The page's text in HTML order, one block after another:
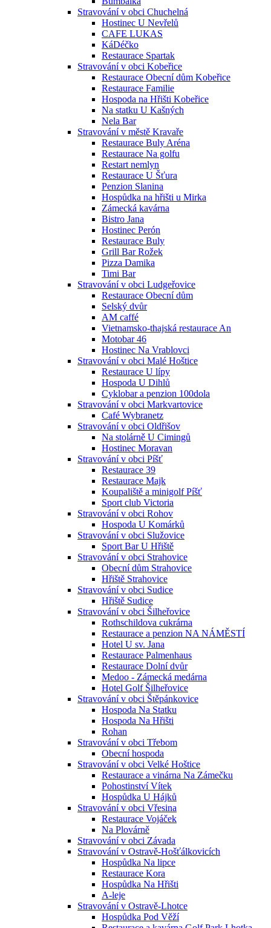
Stravování v obci Chuchelná
Hostinec U Nevřelů
CAFE LUKAS
KáDéčko
Restaurace Spartak
Stravování v obci Kobeřice
Restaurace Obecní dům Kobeřice
Restaurace Familie
Hospoda na Hřišti Kobeřice
Na statku U Kašných
Nela Bar
Stravování v městě Kravaře
Restaurace Buly Aréna
Restaurace Na golfu
Restart nemlyn
Restaurace U Šťura
Penzion Slanina
Hospůdka na hřišti u Mirka
Zámecká kavárna
Bistro Jana
Hostinec Perón
Restaurace Buly
Grill Bar Rožek
Pizza Damika
Timi Bar
Stravování v obci Ludgeřovice
Restaurace Obecní dům
Selský dvůr
AM caffé
Vietnamsko-thajská restaurace An
Motobar 46
Hostinec Na Vrablovci
Stravování v obci Malé Hoštice
Restaurace U lípy
Hospoda U Dihlů
Cyklobar a penzion 100dola
Stravování v obci Markvartovice
Café Wybranetz
Stravování v obci Oldřišov
Na stolárně U Cimingů
Hostinec Moravan
Stravování v obci Píšť
Restaurace 39
Restaurace Majk
Koupaliště a minigolf Píšť
Sport club Victoria
Stravování v obci Rohov
Hospoda U Komárků
Stravování v obci Služovice
Sport Bar U Hřiště
Stravování v obci Strahovice
Obecní dům Strahovice
Hřiště Strahovice
Stravování v obci Sudice
Hřiště Sudice
Stravování v obci Šilheřovice
Rothschildova cukrárna
Restaurace a penzion NA NÁMĚSTÍ
Hotel U sv. Jana
Restaurace Palmenhaus
Restaurace Dolní dvůr
Medoo - Zámecká medárna
Hotel Golf Šilheřovice
Stravování v obci Štěpánkovice
Hospoda Na Statku
Hospoda Na Hřišti
Rohan
Stravování v obci Třebom
Obecní hospoda
Stravování v obci Velké Hoštice
Restaurace a vinárna Na Zámečku
Pohostinství Vítek
Hospůdka U Hájků
Stravování v obci Vřesina
Restaurace Vojáček
Na Plovárně
Stravování v obci Závada
Stravování v Ostravě-Hošťálkovicích
Hospůdka Na lipce
Restaurace Kora
Hospůdka Na Hřišti
A-leje
Stravování v Ostravě-Lhotce
Hospůdka Pod Věží